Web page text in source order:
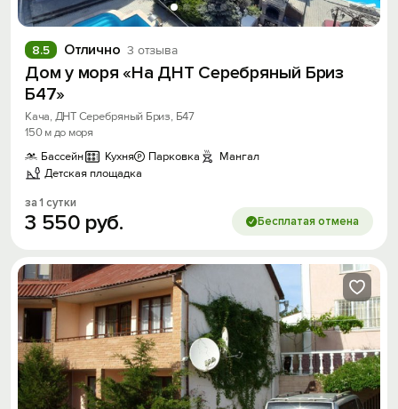
Отлично 3 отзыва
8.5
Дом у моря «На ДНТ Серебряный Бриз
Б47»
Кача, ДНТ Серебряный Бриз, Б47
150 м до моря
Бассейн
Кухня Парковка
Мангал
Детская площадка
за 1 сутки
3 550 руб. Бесплатая отмена